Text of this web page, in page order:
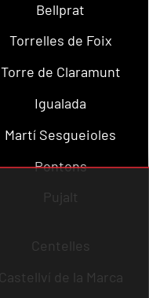
Bellprat
Torrelles de Foix
Torre de Claramunt
Igualada
Martí Sesgueioles
Pontons
Pujalt
Centelles
Castellví de la Marca